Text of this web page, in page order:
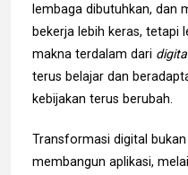
lembaga dibutuhkan, dan
bekerja lebih keras, tetapi
makna terdalam dari
terus belajar dan
kebijakan terus berubah.
Transformasi digital
membangun aplikasi,